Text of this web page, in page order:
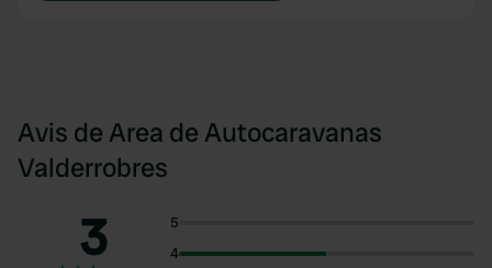
Avis de Area de Autocaravanas
Valderrobres
3
5
4